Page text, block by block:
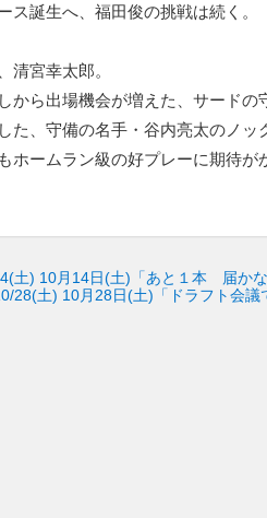
ス誕生へ、福田俊の挑戦は続く。
清宮幸太郎。
から出場機会が増えた、サードの
た、守備の名手・谷内亮太のノッ
ホームラン級の好プレーに期待が
土) 10月14日(土)「あと１本 届か
28(土) 10月28日(土)「ドラフト会議